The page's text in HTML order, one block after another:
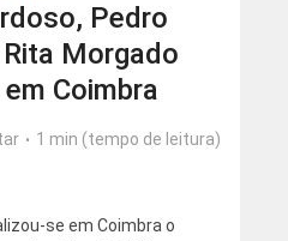
Pedro
Morgado
Coimbra
1 min (tempo de leitura)
se em Coimbra o